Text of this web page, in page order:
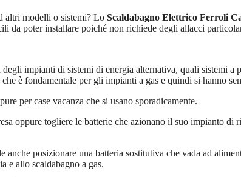
altri modelli o sistemi? Lo Scaldabagno Elettrico Ferroli
poter installare poiché non richiede degli allacci
impianti di sistemi di energia alternativa, quali sistemi
è fondamentale per gli impianti a gas e quindi si hanno
per case vacanza che si usano sporadicamente.
oppure togliere le batterie che azionano il suo impianto di
posizionare una batteria sostitutiva che vada ad
e allo scaldabagno a gas.